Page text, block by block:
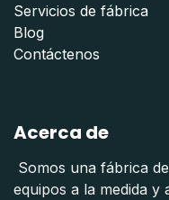
Servicios de fábrica
Blog
Contáctenos
Acerca de
Somos una fábrica
equipos a la medida y